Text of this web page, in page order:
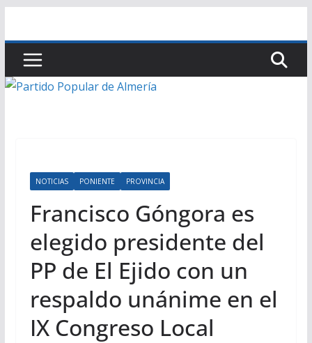
contenido
NOTICIAS PONIENTE PROVINCIA
Francisco Góngora es
elegido presidente del
PP de El Ejido con un
respaldo unánime en el
IX Congreso Local